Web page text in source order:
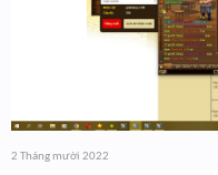
2 Tháng mười 2022